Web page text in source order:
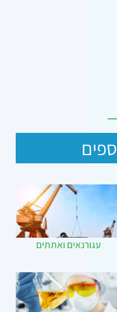
עגורנאים ואתתים